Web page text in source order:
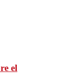
el